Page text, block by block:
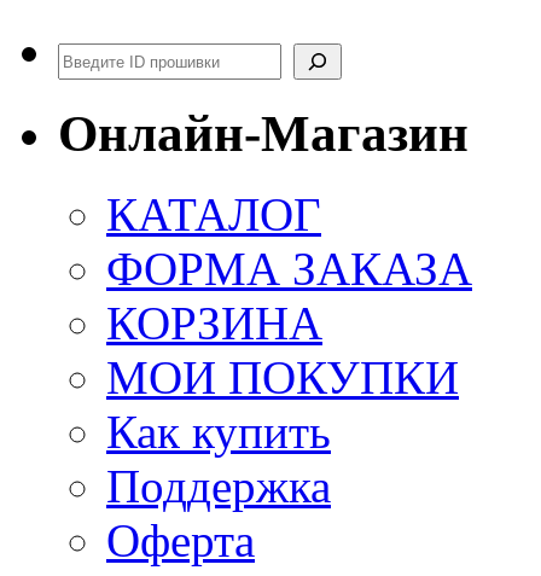
Поиск
Онлайн-Магазин
КАТАЛОГ
ФОРМА ЗАКАЗА
КОРЗИНА
МОИ ПОКУПКИ
Как купить
Поддержка
Оферта